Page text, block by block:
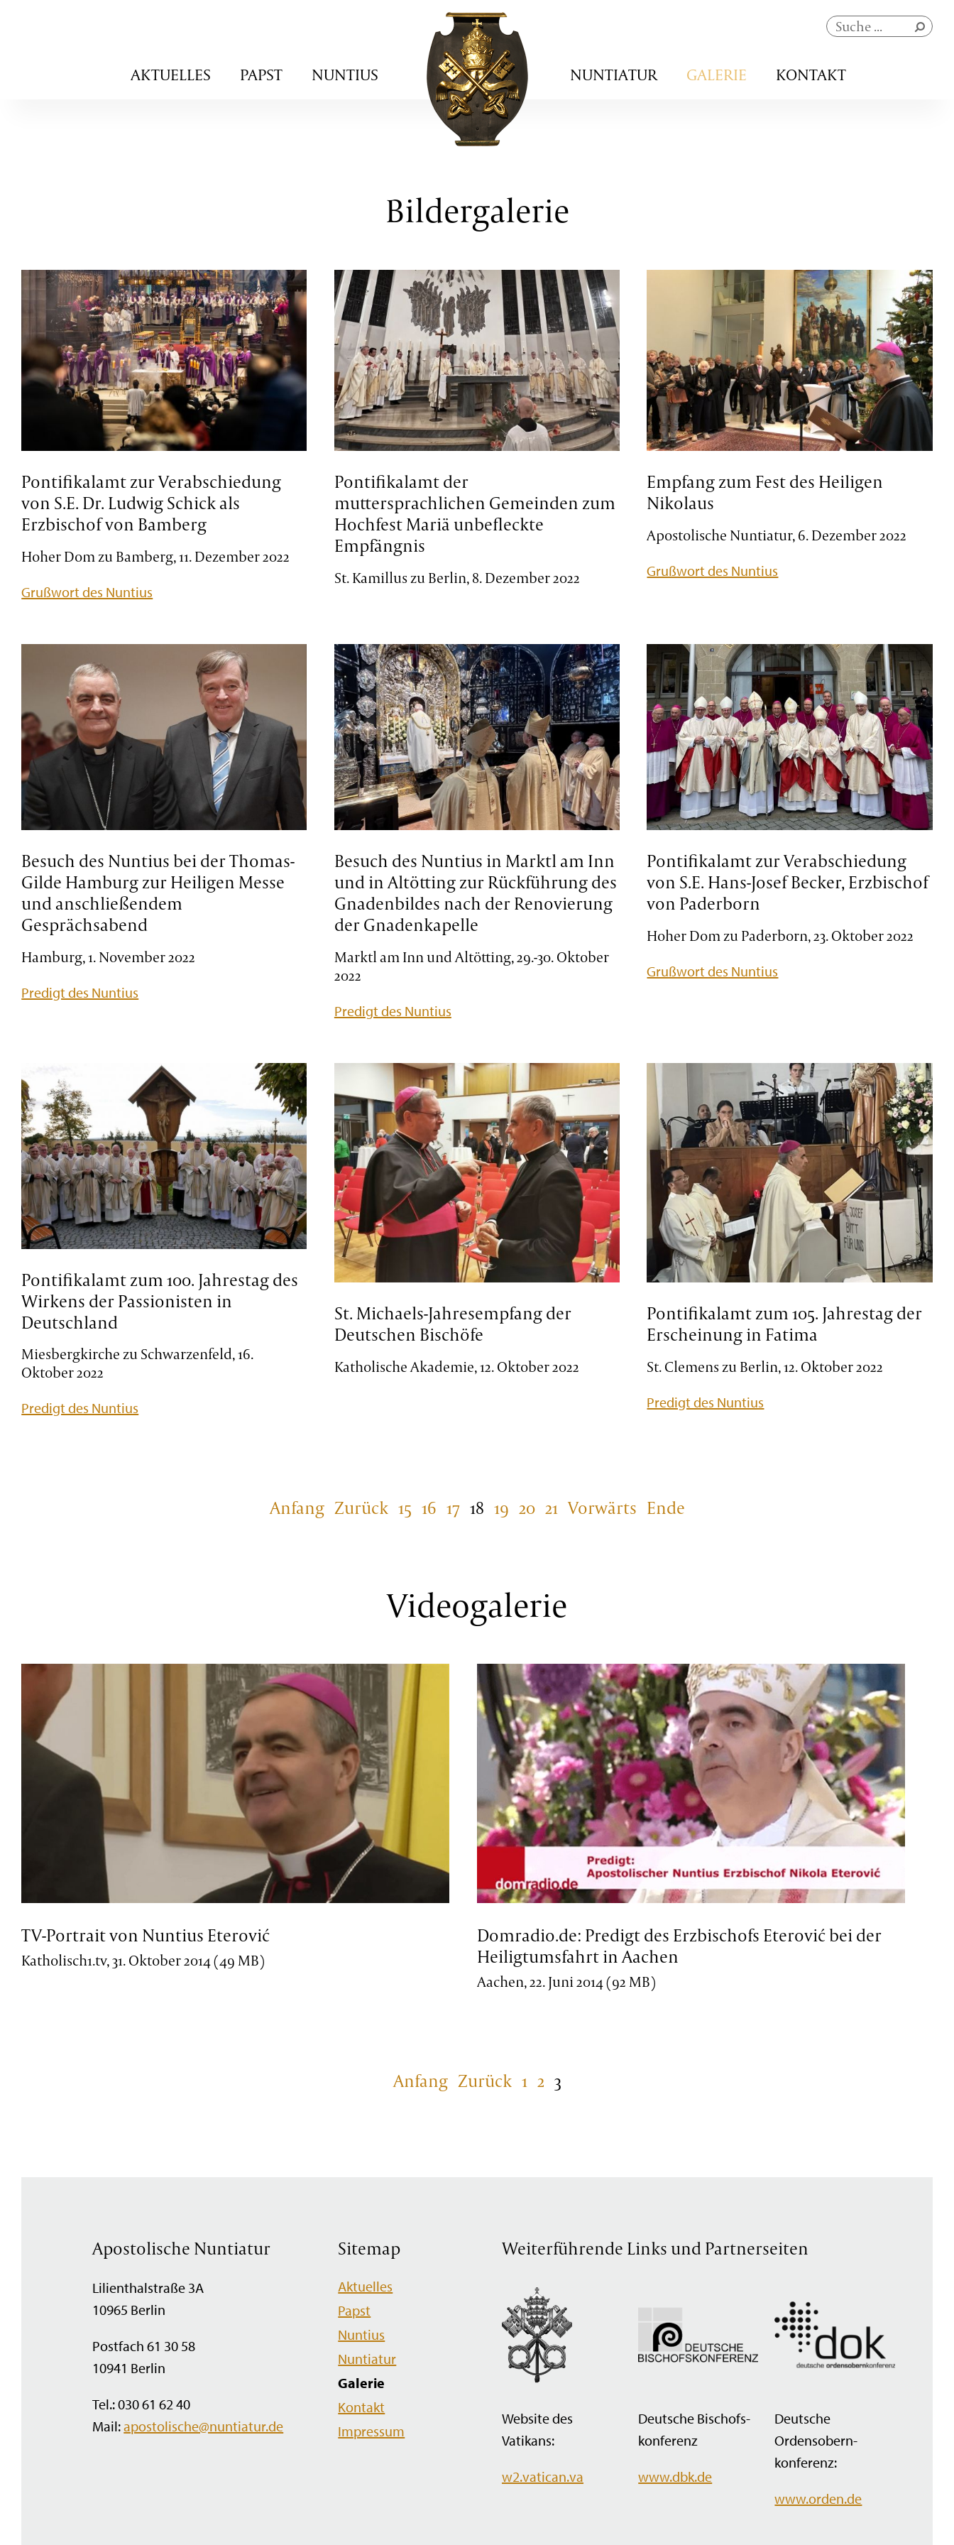
Navigation
überspringen
AKTUELLES PAPST NUNTIUS
Navigation
überspringen
NUNTIATUR GALERIE KONTAKT
Bildergalerie
Pontifikalamt zur Verabschiedung
von S.E. Dr. Ludwig Schick als
Erzbischof von Bamberg
Hoher Dom zu Bamberg, 11. Dezember 2022
Grußwort des Nuntius
Pontifikalamt der
muttersprachlichen Gemeinden zum
Hochfest Mariä unbefleckte
Empfängnis
St. Kamillus zu Berlin, 8. Dezember 2022
Empfang zum Fest des Heiligen
Nikolaus
Apostolische Nuntiatur, 6. Dezember 2022
Grußwort des Nuntius
Besuch des Nuntius bei der Thomas-
Gilde Hamburg zur Heiligen Messe
und anschließendem
Gesprächsabend
Hamburg, 1. November 2022
Predigt des Nuntius
Besuch des Nuntius in Marktl am Inn
und in Altötting zur Rückführung des
Gnadenbildes nach der Renovierung
der Gnadenkapelle
Marktl am Inn und Altötting, 29.-30. Oktober
2022
Predigt des Nuntius
Pontifikalamt zur Verabschiedung
von S.E. Hans-Josef Becker, Erzbischof
von Paderborn
Hoher Dom zu Paderborn, 23. Oktober 2022
Grußwort des Nuntius
Pontifikalamt zum 100. Jahrestag des
Wirkens der Passionisten in
Deutschland
Miesbergkirche zu Schwarzenfeld, 16.
Oktober 2022
Predigt des Nuntius
St. Michaels-Jahresempfang der
Deutschen Bischöfe
Katholische Akademie, 12. Oktober 2022
Pontifikalamt zum 105. Jahrestag der
Erscheinung in Fatima
St. Clemens zu Berlin, 12. Oktober 2022
Predigt des Nuntius
Anfang Zurück 15 16 17 18 19 20 21 Vorwärts Ende
Videogalerie
TV-Portrait von Nuntius Eterović
Katholisch1.tv, 31. Oktober 2014 (49 MB)
Domradio.de: Predigt des Erzbischofs Eterović bei der
Heiligtumsfahrt in Aachen
Aachen, 22. Juni 2014 (92 MB)
Anfang Zurück 1 2 3
Apostolische Nuntiatur
Lilienthalstraße 3A
10965 Berlin
Postfach 61 30 58
10941 Berlin
Tel.: 030 61 62 40
Mail:apostolische@nuntiatur.de
Sitemap
Navigation
überspringen
Aktuelles
Papst
Nuntius
Nuntiatur
Galerie
Kontakt
Impressum
Weiterführende Links und Partnerseiten
Website des
Vatikans:
w2.vatican.va
Deutsche Bischofs­
konferenz
www.dbk.de
Deutsche
Ordensobern­
konferenz:
www.orden.de